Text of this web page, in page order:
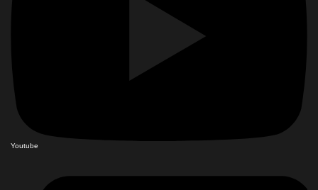
Youtube